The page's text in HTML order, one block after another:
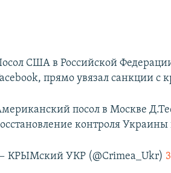
США в Российской
прямо увязал санкции с
посол в Москве
контроля Украины
КРЫМский УКР (@Crimea_Ukr)